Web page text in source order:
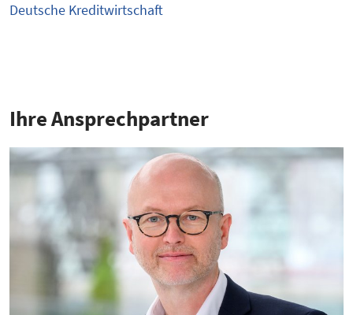
Deutsche Kreditwirtschaft
Ihre Ansprech­partner